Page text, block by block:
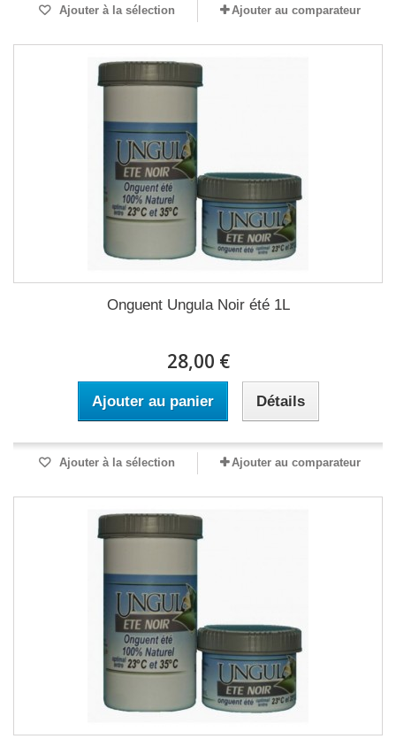
Ajouter à la sélection Ajouter au comparateur
Onguent Ungula Noir été 1L
28,00 €
Ajouter au panier Détails
Ajouter à la sélection Ajouter au comparateur